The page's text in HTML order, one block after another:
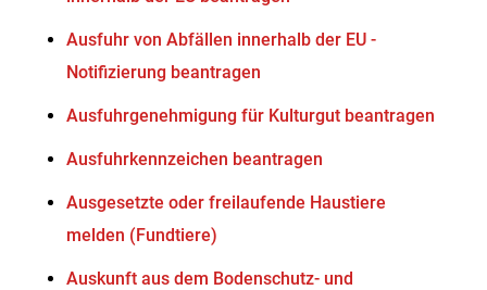
Ausfuhr von Abfällen innerhalb der EU -
Notifizierung beantragen
Ausfuhrgenehmigung für Kulturgut beantragen
Ausfuhrkennzeichen beantragen
Ausgesetzte oder freilaufende Haustiere
melden (Fundtiere)
Auskunft aus dem Bodenschutz- und